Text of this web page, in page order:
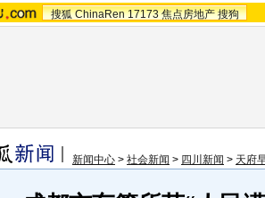
搜狐 ChinaRen 17173 焦点房地产 搜狗
新闻中心 > 社会新闻 > 四川新闻 > 天府